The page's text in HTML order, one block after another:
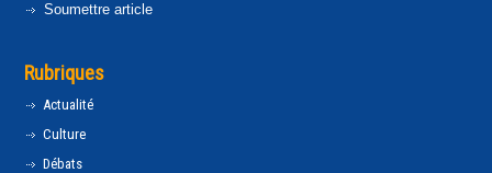
Soumettre article
Rubriques
Actualité
Culture
Débats